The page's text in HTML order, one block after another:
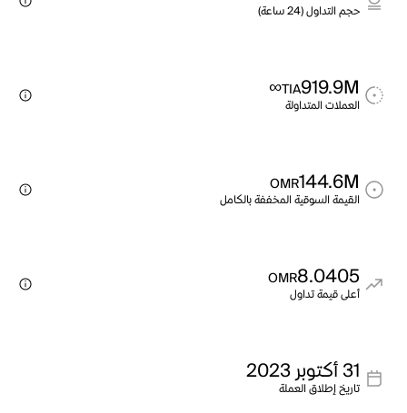
حجم التداول (24 ساعة)
919.9M
TIA
∞
العملات المتداولة
144.6M
OMR
القيمة السوقية المخففة بالكامل
8.0405
OMR
أعلى قيمة تداول
31 أكتوبر 2023
تاريخ إطلاق العملة